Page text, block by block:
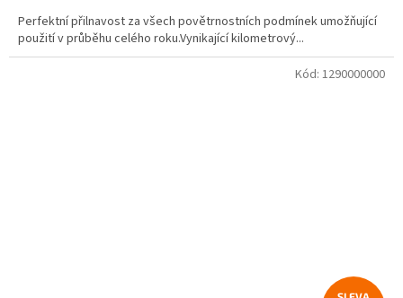
Perfektní přilnavost za všech povětrnostních podmínek umožňující
použití v průběhu celého roku.Vynikající kilometrový...
Kód: 1290000000